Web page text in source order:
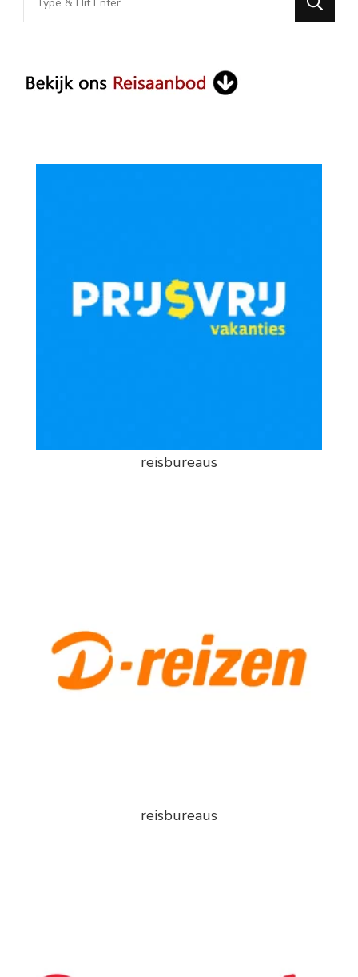
for
reisbureaus
reisbureaus